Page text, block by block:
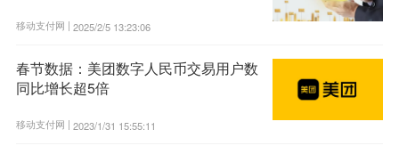
移动支付网 | 2025/2/5 13:23:06
春节数据：美团数字人民币交易用户数
同比增长超5倍
移动支付网 | 2023/1/31 15:55:11